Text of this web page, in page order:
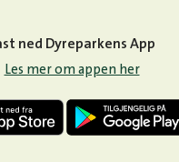
ned Dyreparkens App
Les mer om appen her